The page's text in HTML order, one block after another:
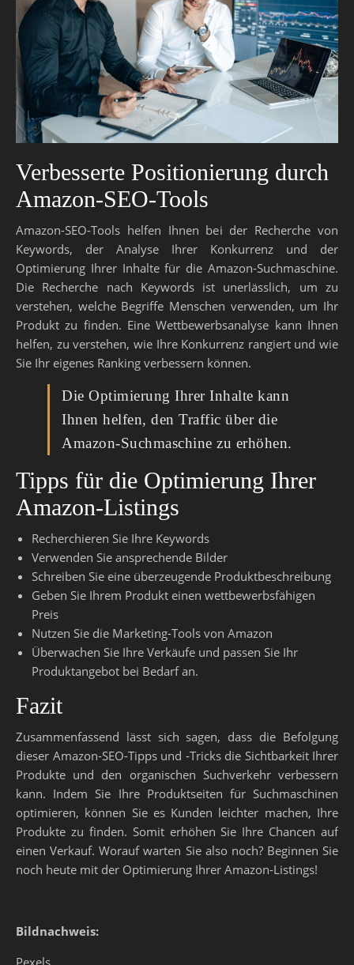
Verbesserte Positionierung durch
Amazon-SEO-Tools
Amazon-SEO-Tools helfen Ihnen bei der Recherche von
Keywords, der Analyse Ihrer Konkurrenz und der
Optimierung Ihrer Inhalte für die Amazon-Suchmaschine.
Die Recherche nach Keywords ist unerlässlich, um zu
verstehen, welche Begriffe Menschen verwenden, um Ihr
Produkt zu finden. Eine Wettbewerbsanalyse kann Ihnen
helfen, zu verstehen, wie Ihre Konkurrenz rangiert und wie
Sie Ihr eigenes Ranking verbessern können.
Die Optimierung Ihrer Inhalte kann
Ihnen helfen, den Traffic über die
Amazon-Suchmaschine zu erhöhen.
Tipps für die Optimierung Ihrer
Amazon-Listings
Recherchieren Sie Ihre Keywords
Verwenden Sie ansprechende Bilder
Schreiben Sie eine überzeugende Produktbeschreibung
Geben Sie Ihrem Produkt einen wettbewerbsfähigen
Preis
Nutzen Sie die Marketing-Tools von Amazon
Überwachen Sie Ihre Verkäufe und passen Sie Ihr
Produktangebot bei Bedarf an.
Fazit
Zusammenfassend lässt sich sagen, dass die Befolgung
dieser Amazon-SEO-Tipps und -Tricks die Sichtbarkeit Ihrer
Produkte und den organischen Suchverkehr verbessern
kann. Indem Sie Ihre Produktseiten für Suchmaschinen
optimieren, können Sie es Kunden leichter machen, Ihre
Produkte zu finden. Somit erhöhen Sie Ihre Chancen auf
einen Verkauf. Worauf warten Sie also noch? Beginnen Sie
noch heute mit der Optimierung Ihrer Amazon-Listings!
Bildnachweis:
Pexels